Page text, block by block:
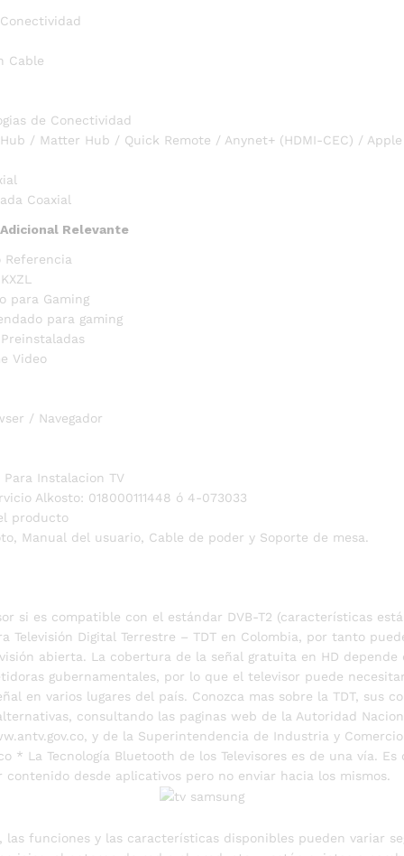
Cable
de Conectividad
/ Matter Hub / Quick Remote / Anynet+ (HDMI-CEC) /
Coaxial
Relevante
Referencia
para Gaming
para gaming
Video
/ Navegador
Instalacion TV
Alkosto: 018000111448 ó 4-073033
producto
Manual del usuario, Cable de poder y Soporte de mesa.
si es compatible con el estándar DVB-T2 (características
Televisión Digital Terrestre – TDT en Colombia, por tanto
abierta. La cobertura de la señal gratuita en HD depende
gubernamentales, por lo que el televisor puede
en varios lugares del país. Conozca mas sobre la TDT, sus
consultando las paginas web de la Autoridad
y de la Superintendencia de Industria y Comercio
* La Tecnología Bluetooth de los Televisores es de una vía. Es
contenido desde aplicativos pero no enviar hacia los mismos.
las funciones y las características disponibles pueden variar